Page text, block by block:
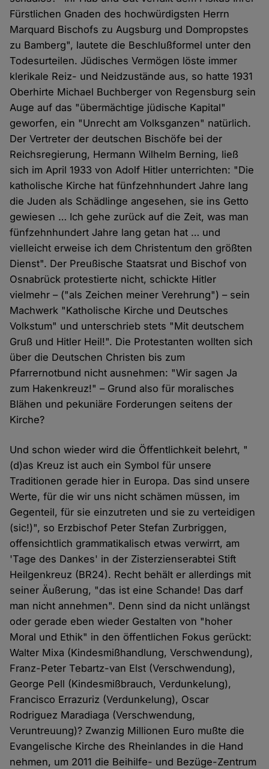
Fürstlichen Gnaden des hochwürdigsten Herrn
Marquard Bischofs zu Augsburg und Dompropstes
zu Bamberg", lautete die Beschlußformel unter den
Todesurteilen. Jüdisches Vermögen löste immer
klerikale Reiz- und Neidzustände aus, so hatte 1931
Oberhirte Michael Buchberger von Regensburg sein
Auge auf das "übermächtige jüdische Kapital"
geworfen, ein "Unrecht am Volksganzen" natürlich.
Der Vertreter der deutschen Bischöfe bei der
Reichsregierung, Hermann Wilhelm Berning, ließ
sich im April 1933 von Adolf Hitler unterrichten: "Die
katholische Kirche hat fünfzehnhundert Jahre lang
die Juden als Schädlinge angesehen, sie ins Getto
gewiesen … Ich gehe zurück auf die Zeit, was man
fünfzehnhundert Jahre lang getan hat … und
vielleicht erweise ich dem Christentum den größten
Dienst". Der Preußische Staatsrat und Bischof von
Osnabrück protestierte nicht, schickte Hitler
vielmehr – ("als Zeichen meiner Verehrung") – sein
Machwerk "Katholische Kirche und Deutsches
Volkstum" und unterschrieb stets "Mit deutschem
Gruß und Hitler Heil!". Die Protestanten wollten sich
über die Deutschen Christen bis zum
Pfarrernotbund nicht ausnehmen: "Wir sagen Ja
zum Hakenkreuz!" – Grund also für moralisches
Blähen und pekuniäre Forderungen seitens der
Kirche?
Und schon wieder wird die Öffentlichkeit belehrt, "
(d)as Kreuz ist auch ein Symbol für unsere
Traditionen gerade hier in Europa. Das sind unsere
Werte, für die wir uns nicht schämen müssen, im
Gegenteil, für sie einzutreten und sie zu verteidigen
(sic!)", so Erzbischof Peter Stefan Zurbriggen,
offensichtlich grammatikalisch etwas verwirrt, am
'Tage des Dankes' in der Zisterzienserabtei Stift
Heilgenkreuz (BR24). Recht behält er allerdings mit
seiner Äußerung, "das ist eine Schande! Das darf
man nicht annehmen". Denn sind da nicht unlängst
oder gerade eben wieder Gestalten von "hoher
Moral und Ethik" in den öffentlichen Fokus gerückt:
Walter Mixa (Kindesmißhandlung, Verschwendung),
Franz-Peter Tebartz-van Elst (Verschwendung),
George Pell (Kindesmißbrauch, Verdunkelung),
Francisco Errazuriz (Verdunkelung), Oscar
Rodriguez Maradiaga (Verschwendung,
Veruntreuung)? Zwanzig Millionen Euro mußte die
Evangelische Kirche des Rheinlandes in die Hand
nehmen, um 2011 die Beihilfe- und Bezüge-Zentrum